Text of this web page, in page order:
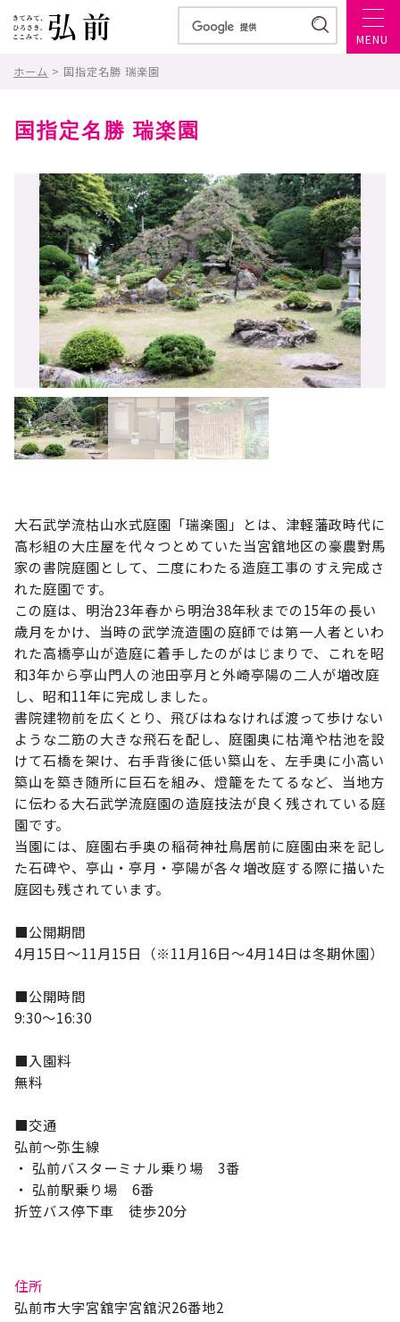
MENU
ホーム > 国指定名勝 瑞楽園
国指定名勝 瑞楽園
大石武学流枯山水式庭園「瑞楽園」とは、津軽藩政時代に
高杉組の大庄屋を代々つとめていた当宮舘地区の豪農對馬
家の書院庭園として、二度にわたる造庭工事のすえ完成さ
れた庭園です。
この庭は、明治23年春から明治38年秋までの15年の長い
歳月をかけ、当時の武学流造園の庭師では第一人者といわ
れた高橋亭山が造庭に着手したのがはじまりで、これを昭
和3年から亭山門人の池田亭月と外崎亭陽の二人が増改庭
し、昭和11年に完成しました。
書院建物前を広くとり、飛びはねなければ渡って歩けない
ような二筋の大きな飛石を配し、庭園奥に枯滝や枯池を設
けて石橋を架け、右手背後に低い築山を、左手奥に小高い
築山を築き随所に巨石を組み、燈籠をたてるなど、当地方
に伝わる大石武学流庭園の造庭技法が良く残されている庭
園です。
当園には、庭園右手奥の稲荷神社鳥居前に庭園由来を記し
た石碑や、亭山・亭月・亭陽が各々増改庭する際に描いた
庭図も残されています。
■公開期間
4月15日〜11月15日（※11月16日～4月14日は冬期休園）
■公開時間
9:30〜16:30
■入園料
無料
■交通
弘前～弥生線
・ 弘前バスターミナル乗り場 3番
・ 弘前駅乗り場 6番
折笠バス停下車 徒歩20分
住所
弘前市大字宮舘字宮舘沢26番地2